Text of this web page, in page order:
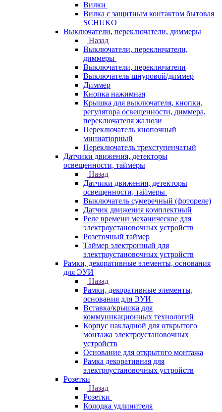
Вилки
Вилка с защитным контактом бытовая
SCHUKO
Выключатели, переключатели, диммеры
Назад
Выключатели, переключатели,
диммеры
Выключатели, переключатели
Выключатель шнуровой/диммер
Диммер
Кнопка нажимная
Крышка для выключателя, кнопки,
регулятора освещенности, диммера,
переключателя жалюзи
Переключатель кнопочный
миниатюрный
Переключатель трехступенчатый
Датчики движения, детекторы
освещенности, таймеры
Назад
Датчики движения, детекторы
освещенности, таймеры
Выключатель сумеречный (фотореле)
Датчик движения комплектный
Реле времени механическое для
электроустановочных устройств
Розеточный таймер
Таймер электронный для
электроустановочных устройств
Рамки, декоративные элементы, основания
для ЭУИ
Назад
Рамки, декоративные элементы,
основания для ЭУИ
Вставка/крышка для
коммуникационных технологий
Корпус накладной для открытого
монтажа электроустановочных
устройств
Основание для открытого монтажа
Рамка декоративная для
электроустановочных устройств
Розетки
Назад
Розетки
Колодка удлинителя